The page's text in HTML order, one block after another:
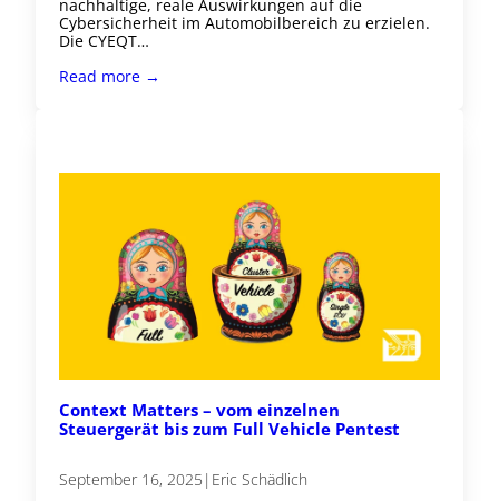
nachhaltige, reale Auswirkungen auf die
Cybersicherheit im Automobilbereich zu erzielen.
Die CYEQT…
Read more →
Context Matters – vom einzelnen
Steuergerät bis zum Full Vehicle Pentest
September 16, 2025 | Eric Schädlich